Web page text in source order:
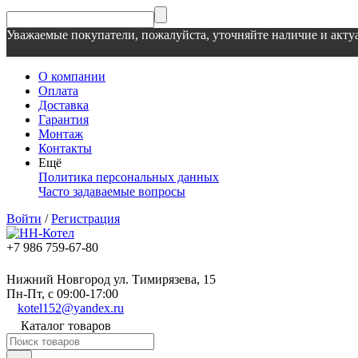
Уважаемые покупатели, пожалуйста, уточняйте наличие и
О компании
Оплата
Доставка
Гарантия
Монтаж
Контакты
Ещё
Политика персональных данных
Часто задаваемые вопросы
Войти /Регистрация
+7 986 759-67-80
Нижний Новгород ул. Тимирязева, 15
Пн-Пт, с 09:00-17:00
kotel152@yandex.ru
Каталог товаров